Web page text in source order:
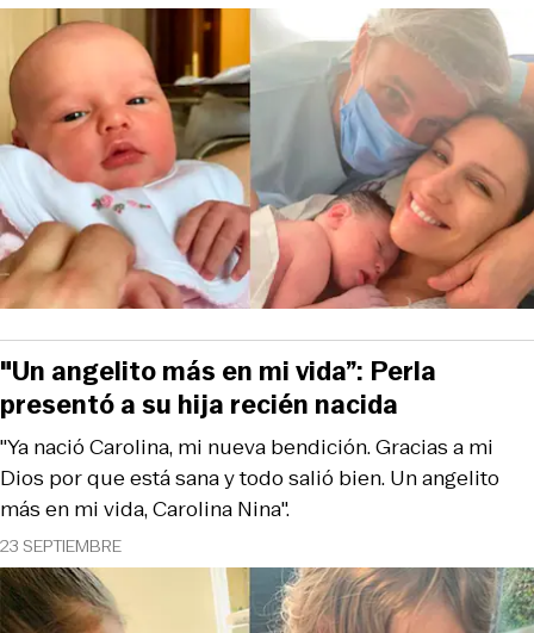
23 SEPTIEMBRE
"Ya nació Carolina, mi nueva bendición. Gracias a mi
Dios por que está sana y todo salió bien. Un angelito
más en mi vida, Carolina Nina".
"Un angelito más en mi vida”: Perla
presentó a su hija recién nacida